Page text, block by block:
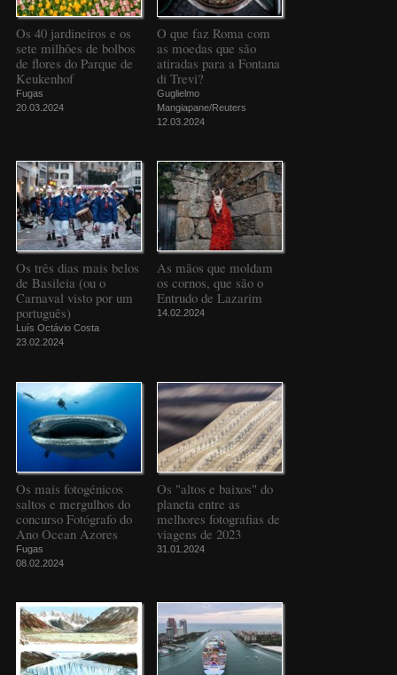
Os 40 jardineiros e os
sete milhões de bolbos
de flores do Parque de
Keukenhof
Fugas
20.03.2024
O que faz Roma com
as moedas que são
atiradas para a Fontana
di Trevi?
Guglielmo
Mangiapane/Reuters
12.03.2024
Os três dias mais belos
de Basileia (ou o
Carnaval visto por um
português)
Luís Octávio Costa
23.02.2024
As mãos que moldam
os cornos, que são o
Entrudo de Lazarim
14.02.2024
Os mais fotogénicos
saltos e mergulhos do
concurso Fotógrafo do
Ano Ocean Azores
Fugas
08.02.2024
Os "altos e baixos" do
planeta entre as
melhores fotografias de
viagens de 2023
31.01.2024